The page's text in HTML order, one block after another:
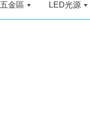
五金區 LED光源